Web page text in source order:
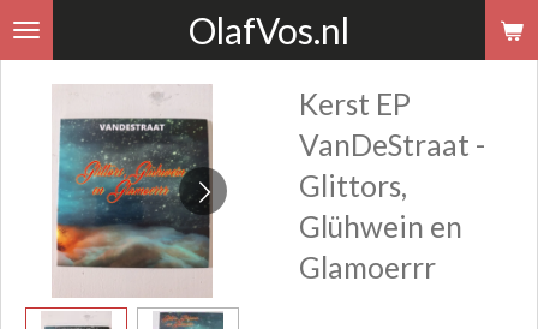
Ga
direct
hoofdinhoud
OlafVos.nl
Kerst EP
VanDeStraat -
Glittors,
Glühwein en
Glamoerrr